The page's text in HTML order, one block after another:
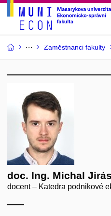
Zaměstnanci fakulty
doc. Ing. Michal
docent – Katedra podnikové